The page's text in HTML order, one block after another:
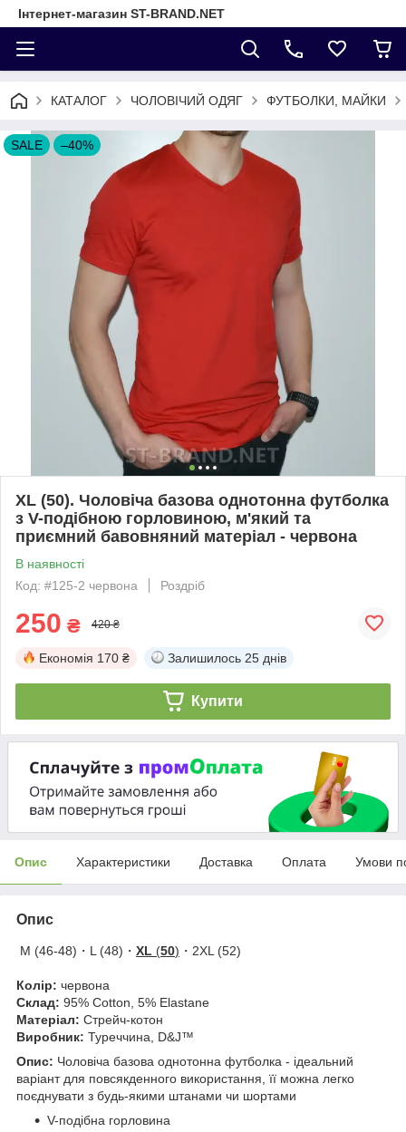
Інтернет-магазин ST-BRAND.NET
КАТАЛОГ ЧОЛОВІЧИЙ ОДЯГ ФУТБОЛКИ, МАЙКИ
SALE –40%
XL (50). Чоловіча базова однотонна футболка
з V-подібною горловиною, м'який та
приємний бавовняний матеріал - червона
В наявності
Код: #125-2 червона
Роздріб
250 ₴ 420 ₴
Економія 170 ₴ Залишилось 25 днів
Купити
Опис Характеристики Доставка Оплата Умови
Опис
M (46-48)・ L (48) ・ XL (50) ・2XL (52)
Колір: червона
Склад: 95% Cotton, 5% Elastane
Матеріал: Стрейч-котон
Виробник: Туреччина, D&J™
Опис: Чоловіча базова однотонна футболка - ідеальний
варіант для повсякденного використання, її можна легко
поєднувати з будь-якими штанами чи шортами
V-подібна горловина